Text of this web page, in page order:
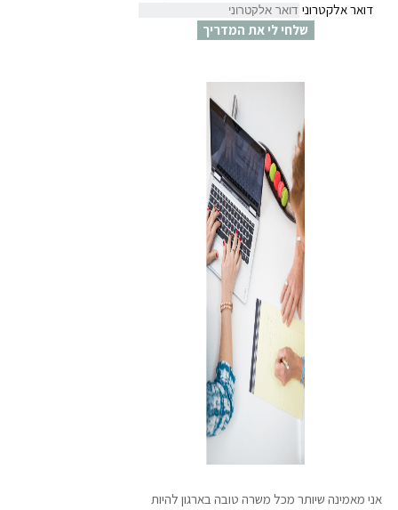
דואר אלקטרוני
שלחי לי את המדריך
אני מאמינה שיותר מכל משרה טובה בארגון להיות